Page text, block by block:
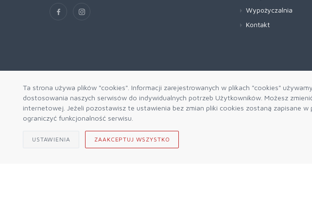
Ta strona używa plików "cookies". Informacji zarejestrowanych w plikach "cookies"
dostosowania naszych serwisów do indywidualnych potrzeb Użytkowników. Możesz
internetowej. Jeżeli pozostawisz te ustawienia bez zmian pliki cookies zostaną zapisane
ograniczyć funkcjonalność serwisu.
USTAWIENIA ZAAKCEPTUJ WSZYSTKO
Wypożyczalnia
Kontakt